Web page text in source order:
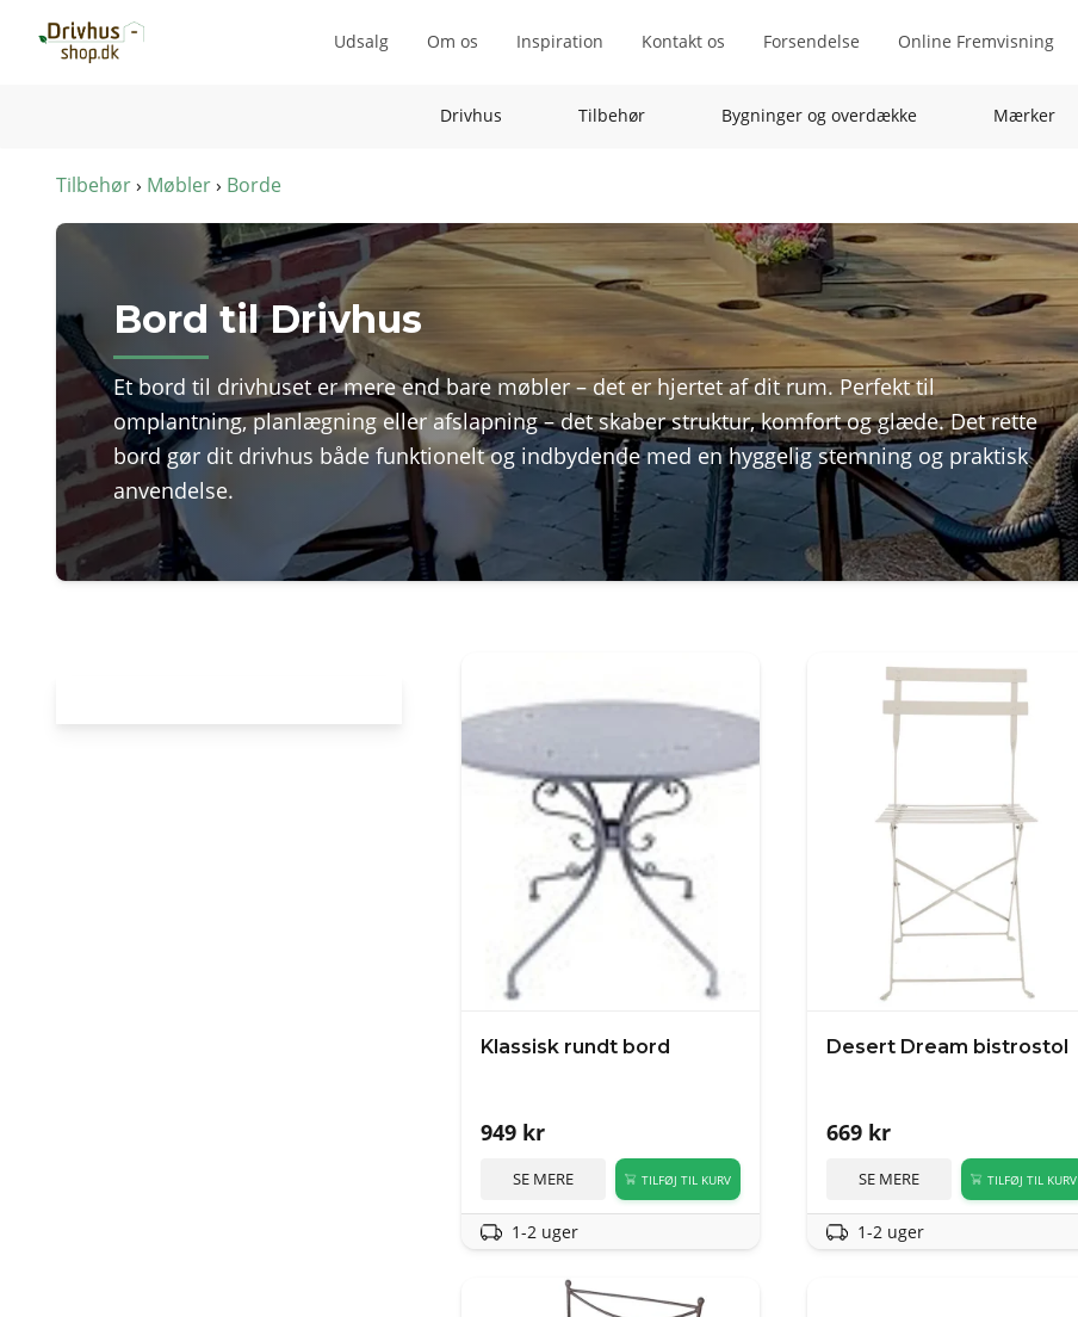
Udsalg Om os Inspiration Kontakt os Forsendelse Online Fremvisning
Drivhus Tilbehør Bygninger og overdække Mærker
Tilbehør› Møbler› Borde
Bord til Drivhus
Et bord til drivhuset er mere end bare møbler – det er hjertet af dit rum. Perfekt til
omplantning, planlægning eller afslapning – det skaber struktur, komfort og glæde. Det rette
bord gør dit drivhus både funktionelt og indbydende med en hyggelig stemning og praktisk
anvendelse.
Klassisk rundt bord
949 kr
SE MERE TILFØJ TIL KURV
1-2 uger
Desert Dream bistrostol
669 kr
SE MERE TILFØJ TIL KURV
1-2 uger